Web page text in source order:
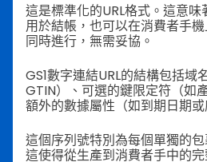
這是標準化的URL格式。這意
用於結帳，也可以在消費者手
同時進行，無需妥協。
GS1數字連結URL的結構包括域
GTIN）、可選的鍵限定符（如
額外的數據屬性（如到期日期或
這個序列號特別為每個單獨的
這使得從生產到消費者手中的